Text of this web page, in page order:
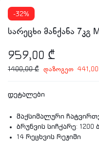
-32%
სარეცხი მანქანა 7კგ
959,00 ₾
1400,00₾ დაზოგეთ 441,00
დეტალები
მაქსიმალური
ბრუნვის სიჩქარე: 1200
14 რეცხვის რეჟიმი